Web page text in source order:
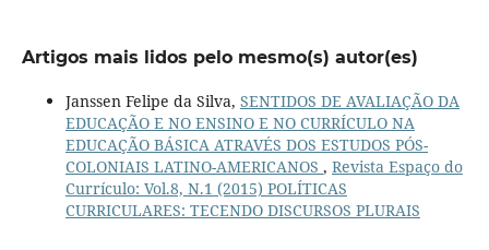
Artigos mais lidos pelo mesmo(s) autor(es)
Janssen Felipe da Silva, SENTIDOS DE AVALIAÇÃO DA
EDUCAÇÃO E NO ENSINO E NO CURRÍCULO NA
EDUCAÇÃO BÁSICA ATRAVÉS DOS ESTUDOS PÓS-
COLONIAIS LATINO-AMERICANOS , Revista Espaço do
Currículo: Vol.8, N.1 (2015) POLÍTICAS
CURRICULARES: TECENDO DISCURSOS PLURAIS